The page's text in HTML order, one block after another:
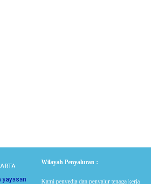
yayasan
Wilayah Penyaluran :
Kami penyedia dan penyalur tenaga kerja